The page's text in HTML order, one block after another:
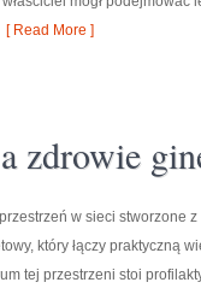
[ Read More ]
zdrowie
w sieci stworzone
który łączy praktyczną
tej przestrzeni stoi